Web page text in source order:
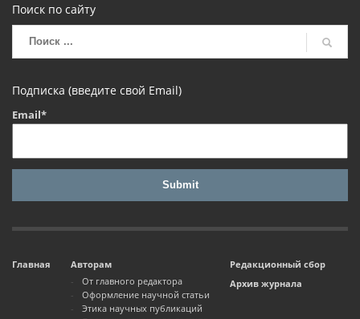
Поиск по сайту
Подписка (введите свой Email)
Email*
Главная
Авторам
От главного редактора
Оформление научной статьи
Этика научных публикаций
Редакционный сбор
Архив журнала